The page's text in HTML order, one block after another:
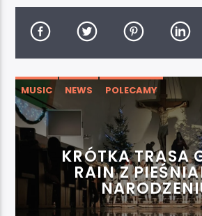
MUSIC NEWS
POLECAMY
WYDARZENIA
KRÓTKA TRASA
RAIN Z